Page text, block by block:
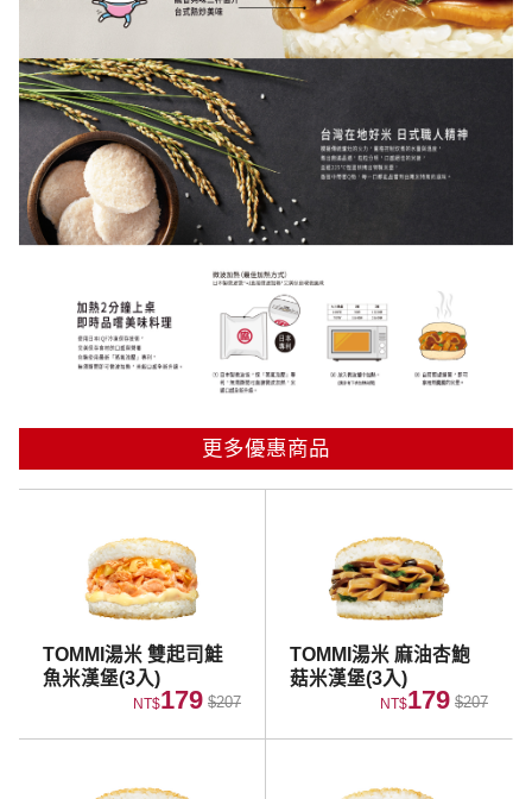
更多優惠商品
TOMMI湯米 雙起司鮭
魚米漢堡(3入)
NT$179 $207
TOMMI湯米 麻油杏鮑
菇米漢堡(3入)
NT$179 $207